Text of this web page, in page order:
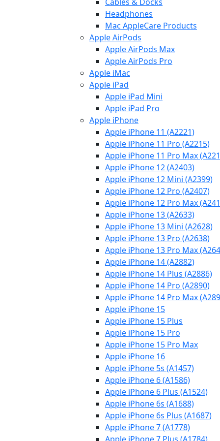
Headphones
Mac AppleCare Products
Apple AirPods
Apple AirPods Max
Apple AirPods Pro
Apple iMac
Apple iPad
Apple iPad Mini
Apple iPad Pro
Apple iPhone
Apple iPhone 11 (A2221)
Apple iPhone 11 Pro (A2215)
Apple iPhone 11 Pro Max
Apple iPhone 12 (A2403)
Apple iPhone 12 Mini (A2399)
Apple iPhone 12 Pro (A2407)
Apple iPhone 12 Pro Max
Apple iPhone 13 (A2633)
Apple iPhone 13 Mini (A2628)
Apple iPhone 13 Pro (A2638)
Apple iPhone 13 Pro Max
Apple iPhone 14 (A2882)
Apple iPhone 14 Plus (A2886)
Apple iPhone 14 Pro (A2890)
Apple iPhone 14 Pro Max
Apple iPhone 15
Apple iPhone 15 Plus
Apple iPhone 15 Pro
Apple iPhone 15 Pro Max
Apple iPhone 16
Apple iPhone 5s (A1457)
Apple iPhone 6 (A1586)
Apple iPhone 6 Plus (A1524)
Apple iPhone 6s (A1688)
Apple iPhone 6s Plus (A1687)
Apple iPhone 7 (A1778)